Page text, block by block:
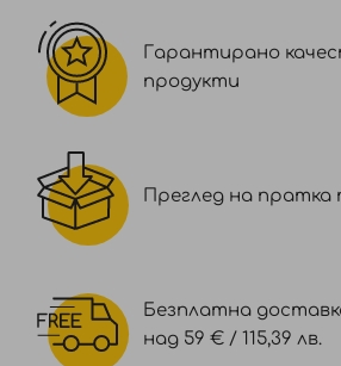
Гарантирано
продукти
Преглед на пратка
Безплатна
над 59 € / 115,39 лв.